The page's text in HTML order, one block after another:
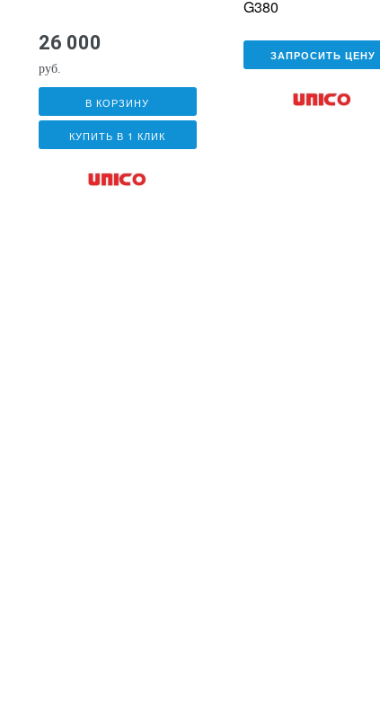
26 000
руб.
В КОРЗИНУ
КУПИТЬ В 1 КЛИК
G380
ЗАПРОСИТЬ ЦЕНУ